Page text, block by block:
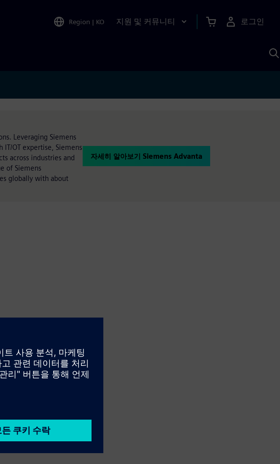
Region | KO 지원 및 커뮤니티 로그인
Leveraging Siemens
OT expertise, Siemens
across industries and
of Siemens
globally with about
자세히 알아보기 Siemens Advanta